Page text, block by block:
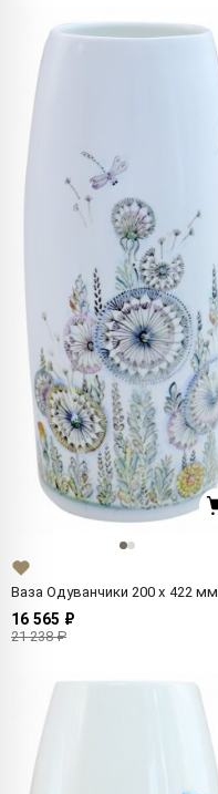
Ваза Одуванчики 200 x 422 мм.
16 565 ₽
21 238 ₽